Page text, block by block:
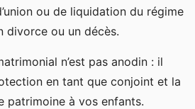
dans les régimes
pour la communauté réduite
intégrale de la communauté
ou de liquidation du régime
divorce ou un décès.
n’est pas anodin : il
en tant que conjoint et la
patrimoine à vos enfants.